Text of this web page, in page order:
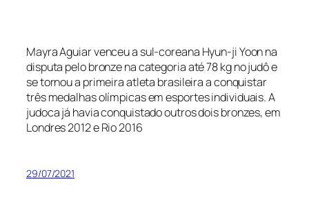
Mayra Aguiar venceu a sul-coreana Hyun-ji Yoon na
disputa pelo bronze na categoria até 78 kg no judô e
se tornou a primeira atleta brasileira a conquistar
três medalhas olímpicas em esportes individuais. A
judoca já havia conquistado outros dois bronzes, em
Londres 2012 e Rio 2016
29/07/2021